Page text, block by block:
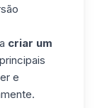
criar um
e